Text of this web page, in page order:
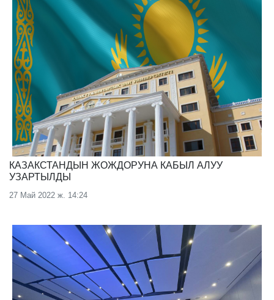
КАЗАКСТАНДЫН ЖОЖДОРУНА КАБЫЛ АЛУУ
УЗАРТЫЛДЫ
27 Май 2022 ж. 14:24